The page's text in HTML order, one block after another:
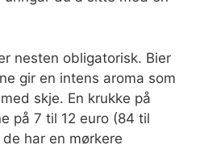
nesten obligatorisk. Bier
gir en intens aroma som
skje. En krukke på
på 7 til 12 euro (84 til
har en mørkere